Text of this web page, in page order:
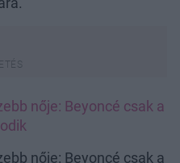
nője: Beyoncé csak a
nője: Beyoncé csak a